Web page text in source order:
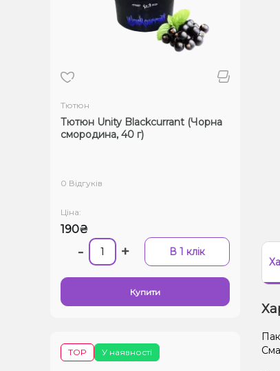
Тютюн
Тютюн Unity Blackcurrant (Чорна
смородина, 40 г)
0 Відгуків
Ціна:
190₴
- + В 1 клік
Купити
У наявності
TOP